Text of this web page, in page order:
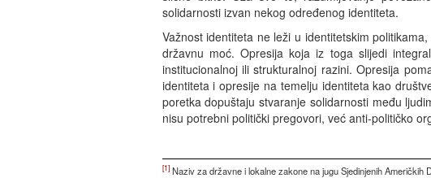
solidarnosti izvan nekog određenog identiteta.
Važnost identiteta ne leži u identitetskim
državnu moć. Opresija koja iz toga slijedi
institucionalnoj ili strukturalnoj razini. Opresija
identiteta i opresije na temelju identiteta kao
poretka dopuštaju stvaranje solidarnosti među
nisu potrebni politički pregovori, već anti-političko
[1]Naziv za državne i lokalne zakone na jugu Sjedinjenih Američkih